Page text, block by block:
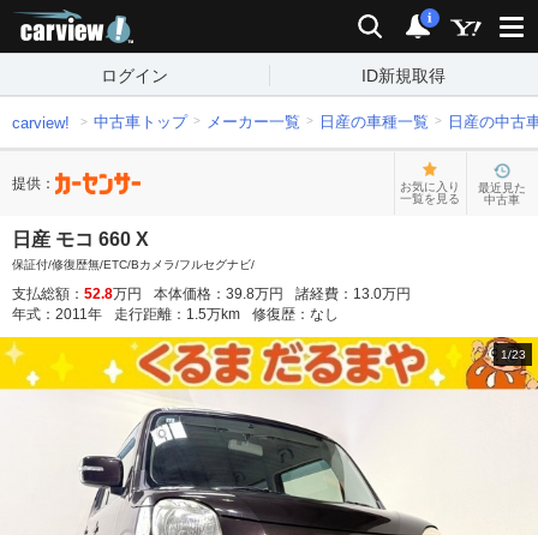
検索 通知
i
ログイン ID新規取得
carview! 中古車トップ メーカー一覧 日産の車種一覧 日産の中古
提供：
お気に入り
一覧を見る
最近見た
中古車
日産 モコ 660 X
保証付/修復歴無/ETC/Bカメラ/フルセグナビ/
支払総額： 52.8万円 本体価格： 39.8万円 諸経費： 13.0万円
年式： 2011年 走行距離： 1.5万km 修復歴： なし
1/23